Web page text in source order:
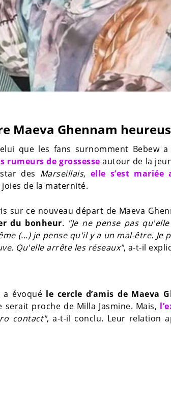
Maeva Ghennam
que les fans surnomment Bebew
rumeurs de grossesse autour de la
des Marseillais, elle s’est mariée
de la maternité.
sur ce nouveau départ de Maeva
du bonheur. "Je ne pense pas
(...) je pense qu'il y a un mal-être. Je
Qu'elle arrête les réseaux", a-t-il
a évoqué le cercle d’amis de Maeva
serait proche de Milla Jasmine. Mais,
contact", a-t-il conclu. Leur relation